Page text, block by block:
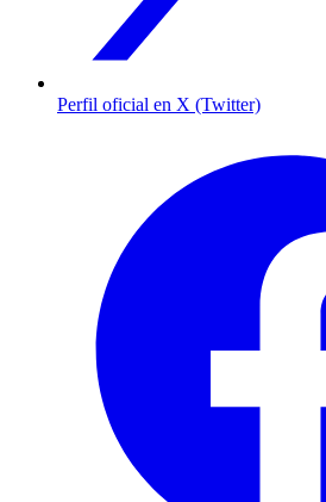
Perfil oficial en X (Twitter)